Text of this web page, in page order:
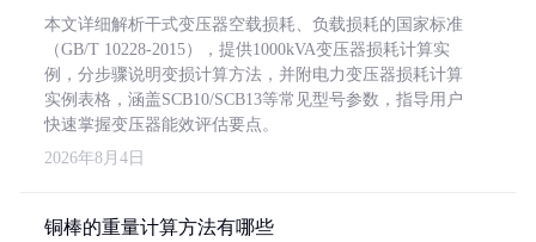
本文详细解析干式变压器空载损耗、负载损耗的国家标准
（GB/T 10228-2015），提供1000kVA变压器损耗计算实
例，分步骤说明变损计算方法，并附电力变压器损耗计算
实例表格，涵盖SCB10/SCB13等常见型号参数，指导用户
快速掌握变压器能效评估要点。
2026年8月4日
铜棒的重量计算方法有哪些